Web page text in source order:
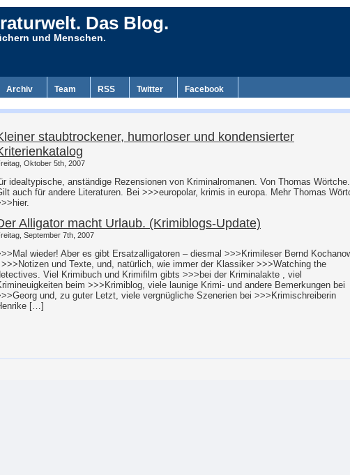
Das Blog.
und Menschen.
Archiv Team RSS Twitter Facebook
staubtrockener, humorloser und kondensierter
Oktober 5th, 2007
idealtypische, anständige Rezensionen von Kriminalromanen. Von Thomas Wörtche.
auch für andere Literaturen. Bei >>>europolar, krimis in europa. Mehr Thomas
Alligator macht Urlaub. (Krimiblogs-Update)
September 7th, 2007
wieder! Aber es gibt Ersatzalligatoren – diesmal >>>Krimileser Bernd
>>>Notizen und Texte, und, natürlich, wie immer der Klassiker >>>Watching the
Viel Krimibuch und Krimifilm gibts >>>bei der Kriminalakte , viel
beim >>>Krimiblog, viele launige Krimi- und andere Bemerkungen bei
und, zu guter Letzt, viele vergnügliche Szenerien bei >>>Krimischreiberin
[…]